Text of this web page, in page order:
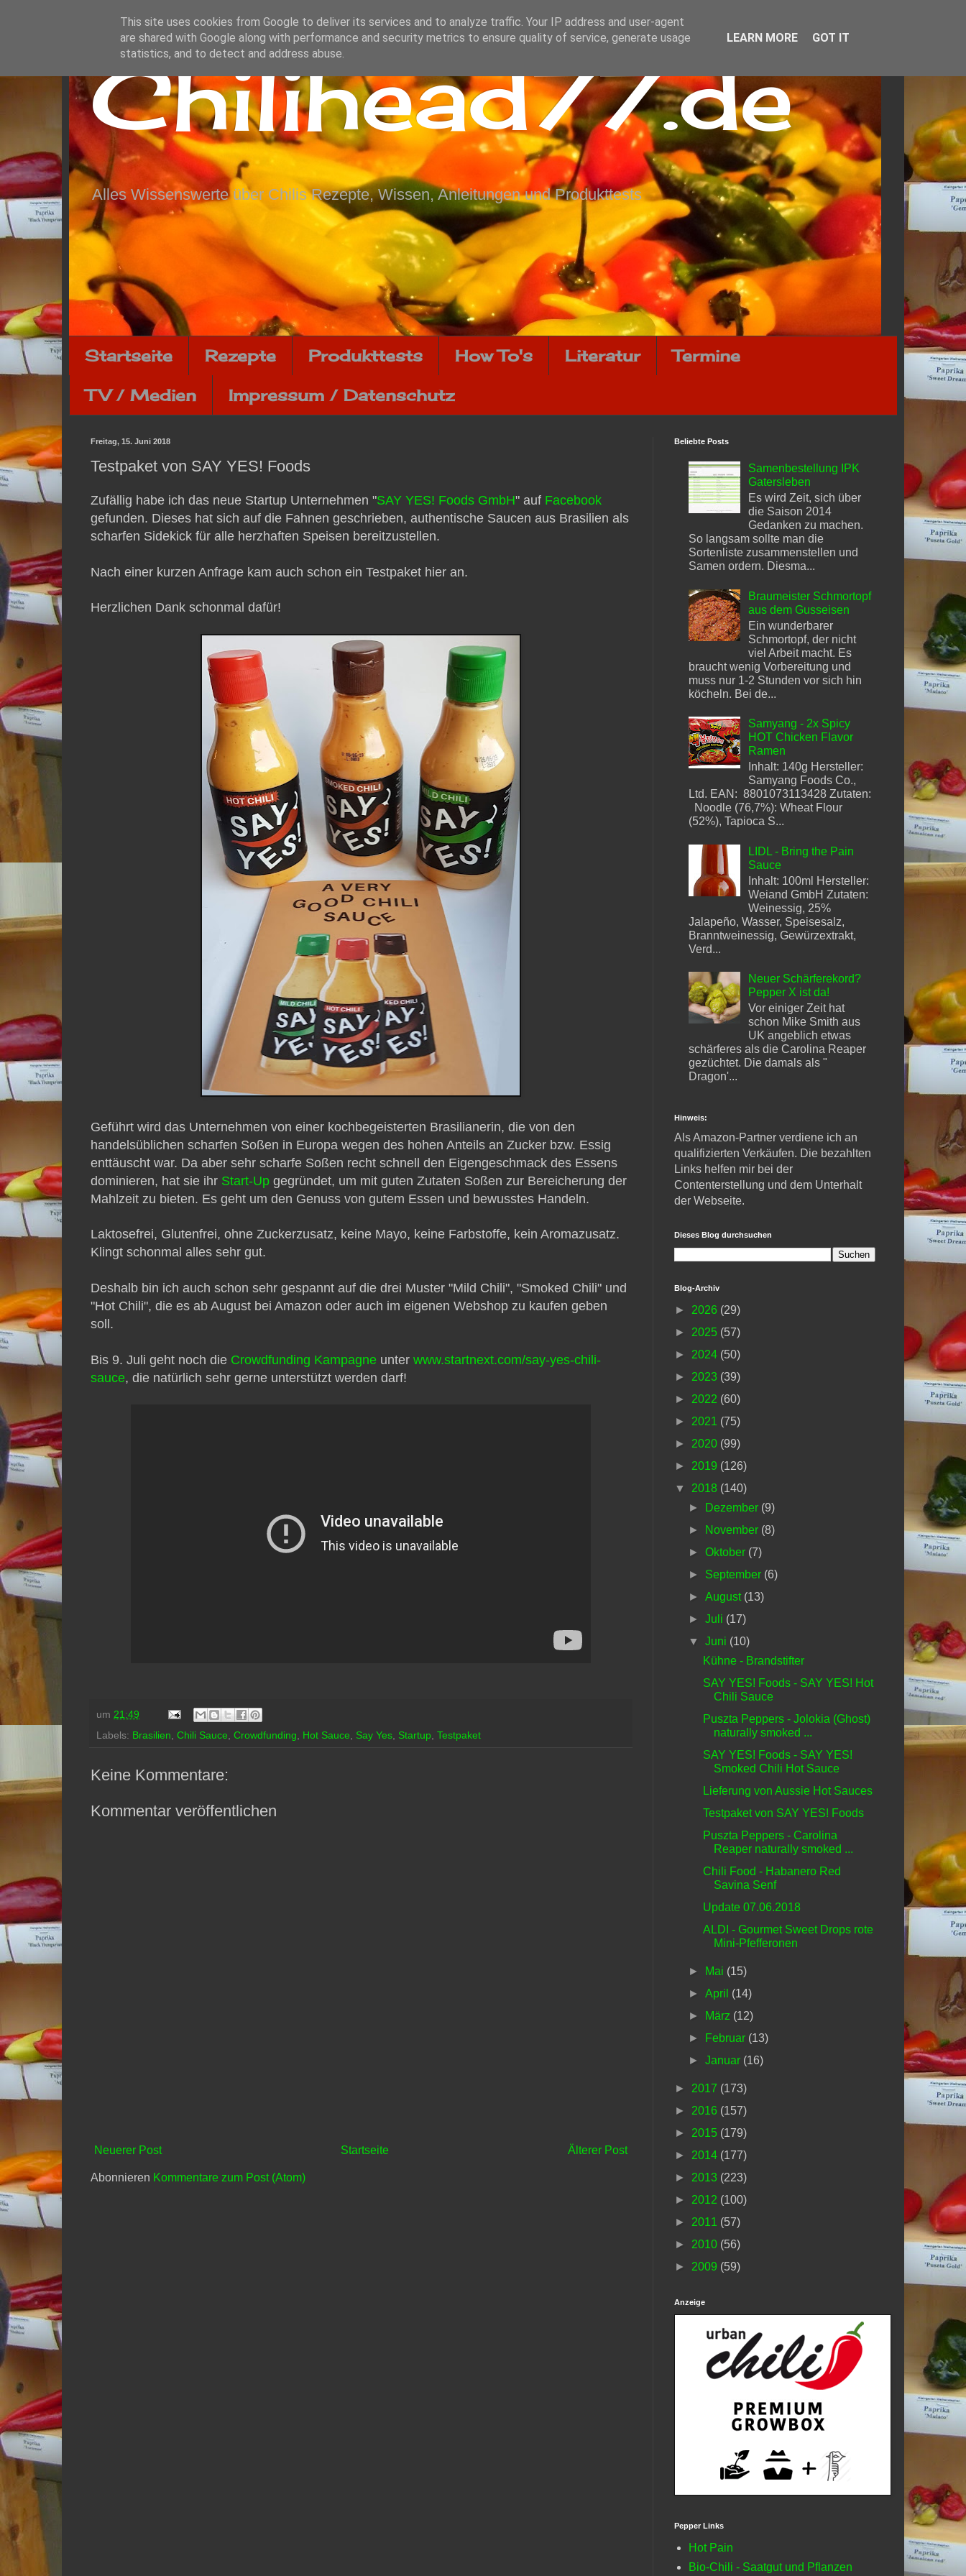
Chilihead77.de
Alles Wissenswerte über Chilis Rezepte, Wissen, Anleitungen und Produkttests
Startseite Rezepte Produkttests How To's Literatur Termine
TV / Medien Impressum / Datenschutz
Freitag, 15. Juni 2018
Testpaket von SAY YES! Foods
Zufällig habe ich das neue Startup Unternehmen "SAY YES! Foods GmbH" auf Facebook
gefunden. Dieses hat sich auf die Fahnen geschrieben, authentische Saucen aus Brasilien als
scharfen Sidekick für alle herzhaften Speisen bereitzustellen.
Nach einer kurzen Anfrage kam auch schon ein Testpaket hier an.
Herzlichen Dank schonmal dafür!
Geführt wird das Unternehmen von einer kochbegeisterten Brasilianerin, die von den
handelsüblichen scharfen Soßen in Europa wegen des hohen Anteils an Zucker bzw. Essig
enttäuscht war. Da aber sehr scharfe Soßen recht schnell den Eigengeschmack des Essens
dominieren, hat sie ihr Start-Up gegründet, um mit guten Zutaten Soßen zur Bereicherung der
Mahlzeit zu bieten. Es geht um den Genuss von gutem Essen und bewusstes Handeln.
Laktosefrei, Glutenfrei, ohne Zuckerzusatz, keine Mayo, keine Farbstoffe, kein Aromazusatz.
Klingt schonmal alles sehr gut.
Deshalb bin ich auch schon sehr gespannt auf die drei Muster "Mild Chili", "Smoked Chili" und
"Hot Chili", die es ab August bei Amazon oder auch im eigenen Webshop zu kaufen geben
soll.
Bis 9. Juli geht noch die Crowdfunding Kampagne unter www.startnext.com/say-yes-chili-
sauce, die natürlich sehr gerne unterstützt werden darf!
um 21:49
Labels: Brasilien Chili Sauce Crowdfunding Hot Sauce Say Yes Startup Testpaket
Keine Kommentare:
Kommentar veröffentlichen
Neuerer Post Älterer Post
Startseite
Abonnieren Kommentare zum Post (Atom)
Beliebte Posts
Samenbestellung IPK
Gatersleben
Es wird Zeit, sich über
die Saison 2014
Gedanken zu machen.
So langsam sollte man die
Sortenliste zusammenstellen und
Samen ordern. Diesma...
Braumeister Schmortopf
aus dem Gusseisen
Ein wunderbarer
Schmortopf, der nicht
viel Arbeit macht. Es
braucht wenig Vorbereitung und
muss nur 1-2 Stunden vor sich hin
köcheln. Bei de...
Samyang - 2x Spicy
HOT Chicken Flavor
Ramen
Inhalt: 140g Hersteller:
Samyang Foods Co.,
Ltd. EAN: 8801073113428 Zutaten:
Noodle (76,7%): Wheat Flour
(52%), Tapioca S...
LIDL - Bring the Pain
Sauce
Inhalt: 100ml Hersteller:
Weiand GmbH Zutaten:
Weinessig, 25%
Jalapeño, Wasser, Speisesalz,
Branntweinessig, Gewürzextrakt,
Verd...
Neuer Schärferekord?
Pepper X ist da!
Vor einiger Zeit hat
schon Mike Smith aus
UK angeblich etwas
schärferes als die Carolina Reaper
gezüchtet. Die damals als "
Dragon'...
Hinweis:
Als Amazon-Partner verdiene ich an
qualifizierten Verkäufen. Die bezahlten
Links helfen mir bei der
Contenterstellung und dem Unterhalt
der Webseite.
Dieses Blog durchsuchen
Blog-Archiv
► 2026 (29)
► 2025 (57)
► 2024 (50)
► 2023 (39)
► 2022 (60)
► 2021 (75)
► 2020 (99)
► 2019 (126)
▼ 2018 (140)
►
Dezember (9)
►
November (8)
►Oktober (7)
► September (6)
►August (13)
►Juli (17)
▼Juni (10)
Kühne - Brandstifter
SAY YES! Foods - SAY YES! Hot
Chili Sauce
Puszta Peppers - Jolokia (Ghost)
naturally smoked ...
SAY YES! Foods - SAY YES!
Smoked Chili Hot Sauce
Lieferung von Aussie Hot Sauces
Testpaket von SAY YES! Foods
Puszta Peppers - Carolina
Reaper naturally smoked ...
Chili Food - Habanero Red
Savina Senf
Update 07.06.2018
ALDI - Gourmet Sweet Drops rote
Mini-Pfefferonen
► Mai (15)
►April (14)
►
März (12)
►
Februar (13)
►Januar (16)
► 2017 (173)
► 2016 (157)
► 2015 (179)
► 2014 (177)
► 2013 (223)
► 2012 (100)
► 2011 (57)
► 2010 (56)
► 2009 (59)
Anzeige
Pepper Links
Hot Pain
Bio-Chili - Saatgut und Pflanzen
This site uses cookies from Google to deliver its services and to analyze traffic. Your IP address and user-agent
are shared with Google along with performance and security metrics to ensure quality of service, generate usage
statistics, and to detect and address abuse.
LEARN MORE GOT IT